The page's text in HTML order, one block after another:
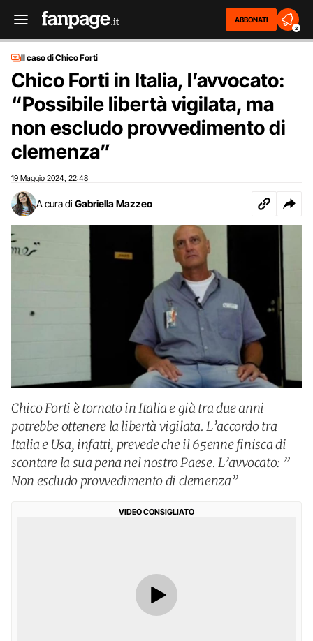
ABBONATI
2
Il caso di Chico Forti
Chico Forti in Italia, l’avvocato:
“Possibile libertà vigilata, ma
non escludo provvedimento di
clemenza”
19 Maggio 2024 22:48
A cura di Gabriella Mazzeo
Chico Forti è tornato in Italia e già tra due anni
potrebbe ottenere la libertà vigilata. L’accordo tra
Italia e Usa, infatti, prevede che il 65enne finisca di
scontare la sua pena nel nostro Paese. L’avvocato: ”
Non escludo provvedimento di clemenza”
VIDEO CONSIGLIATO